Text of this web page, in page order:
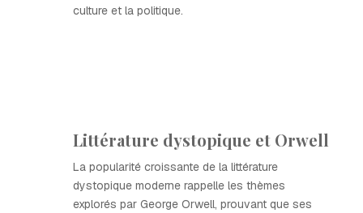
culture et la politique.
Littérature dystopique et Orwell
La popularité croissante de la littérature
dystopique moderne rappelle les thèmes
explorés par George Orwell, prouvant que ses